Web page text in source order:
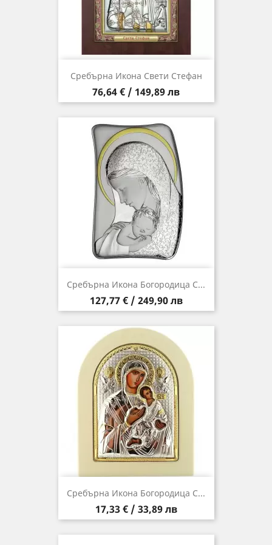
Сребърна Икона Свети Стефан
Цена
76,64 € / 149,89 лв
Сребърна Икона Богородица С...
Цена
127,77 € / 249,90 лв
Сребърна Икона Богородица С...
Цена
17,33 € / 33,89 лв